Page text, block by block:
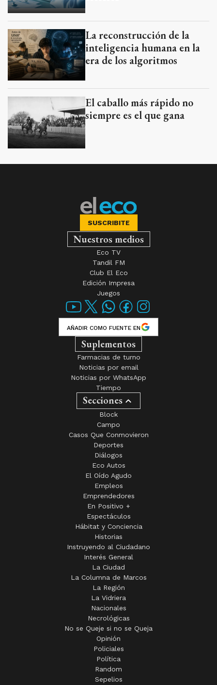
La reconstrucción de la
inteligencia humana en la
era de los algoritmos
El caballo más rápido no
siempre es el que gana
SUSCRIBITE
Nuestros medios
Eco TV
Tandil FM
Club El Eco
Edición Impresa
Juegos
AÑADIR COMO FUENTE EN
Suplementos
Farmacias de turno
Noticias por email
Noticias por WhatsApp
Tiempo
Secciones
Block
Campo
Casos Que Conmovieron
Deportes
Diálogos
Eco Autos
El Oído Agudo
Empleos
Emprendedores
En Positivo +
Espectáculos
Hábitat y Conciencia
Historias
Instruyendo al Ciudadano
Interés General
La Ciudad
La Columna de Marcos
La Región
La Vidriera
Nacionales
Necrológicas
No se Queje si no se Queja
Opinión
Policiales
Política
Random
Sepelios